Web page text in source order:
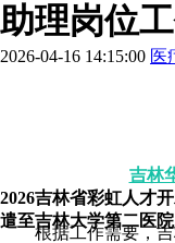
助理岗位
2026-04-16 14:15:00 医
吉林
2026吉林省彩虹人才
遣至吉林大学第二医
根据工作需要，吉林